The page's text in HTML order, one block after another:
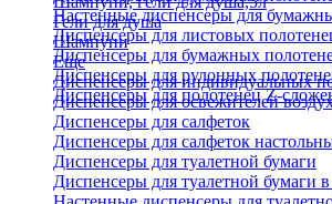
Гели для душа
Шампуни
Настенные диспенсеры для
Диспенсеры для листовых
Диспенсеры для бумажных
Диспенсеры для рулонных
Диспенсеры для полотенец Z-
Еще
Диспенсеры для индивидуальных
Диспенсеры для освежителей
Диспенсеры для салфеток
Диспенсеры для салфеток
Диспенсеры для туалетной бумаги
Диспенсеры для туалетной бумаги